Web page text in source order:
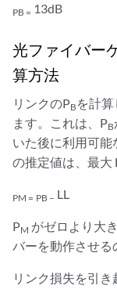
PB = 13dB
光ファイバー
算方法
リンクのPB を計
ます。これは、PB
いた後に利用可
の推定値は、最大
PM = PB – LL
PM がゼロより大
バーを動作させる
リンク損失を引